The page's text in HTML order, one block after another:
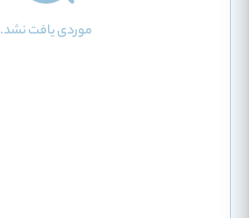
موردی یافت نشد.